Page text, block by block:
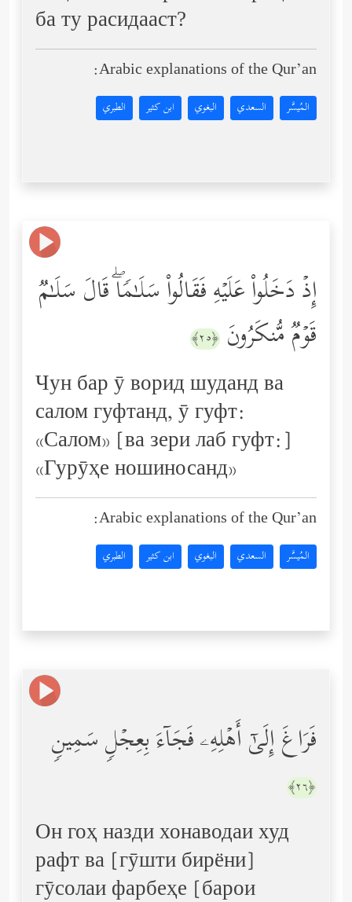
ба ту расидааст?
Arabic explanations of the Qur’an:
المُيسَّر السعدي البغوي ابن كثير الطبري
إِذۡ دَخَلُواْ عَلَیۡهِ فَقَالُواْ سَلَـٰمࣰاۖ قَالَ سَلَـٰمࣱ
قَوۡمࣱ مُّنكَرُونَ ﴿٢٥﴾
Чун бар ӯ ворид шуданд ва
салом гуфтанд, ӯ гуфт:
«Салом» [ва зери лаб гуфт:]
«Гурӯҳе ношиносанд»
Arabic explanations of the Qur’an:
المُيسَّر السعدي البغوي ابن كثير الطبري
فَرَاغَ إِلَىٰۤ أَهۡلِهِۦ فَجَاۤءَ بِعِجۡلࣲ سَمِینࣲ
﴿٢٦﴾
Он гоҳ назди хонаводаи худ
рафт ва [гӯшти бирёни]
гӯсолаи фарбеҳе [барои